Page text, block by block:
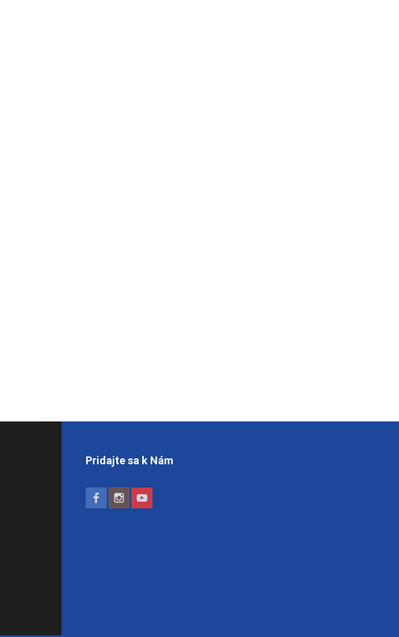
Pridajte sa k Nám